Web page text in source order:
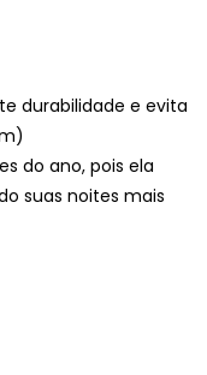
durabilidade e evita
do ano, pois ela
suas noites mais